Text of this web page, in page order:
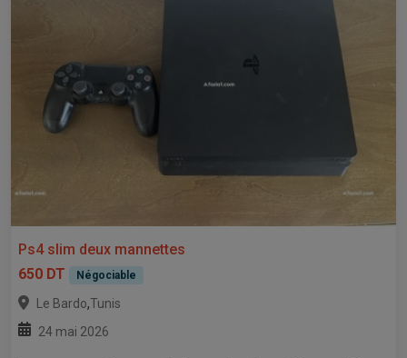
Ps4 slim deux mannettes
650 DT
Négociable
Le Bardo,Tunis
24 mai 2026